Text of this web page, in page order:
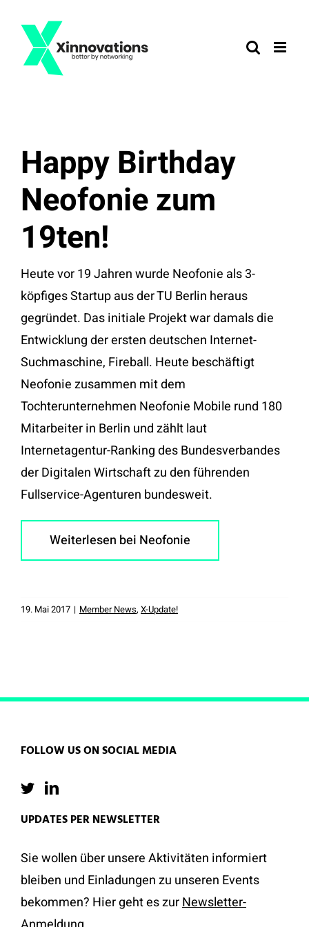
Inhalt
springen
Happy Birthday
Neofonie zum
19ten!
Heute vor 19 Jahren wurde Neofonie als 3-
köpfiges Startup aus der TU Berlin heraus
gegründet. Das initiale Projekt war damals die
Entwicklung der ersten deutschen Internet-
Suchmaschine, Fireball. Heute beschäftigt
Neofonie zusammen mit dem
Tochterunternehmen Neofonie Mobile rund 180
Mitarbeiter in Berlin und zählt laut
Internetagentur-Ranking des Bundesverbandes
der Digitalen Wirtschaft zu den führenden
Fullservice-Agenturen bundesweit.
Weiterlesen bei Neofonie
19. Mai 2017 | Member News, X-Update!
FOLLOW US ON SOCIAL MEDIA
UPDATES PER NEWSLETTER
Sie wollen über unsere Aktivitäten informiert
bleiben und Einladungen zu unseren Events
bekommen? Hier geht es zurNewsletter-